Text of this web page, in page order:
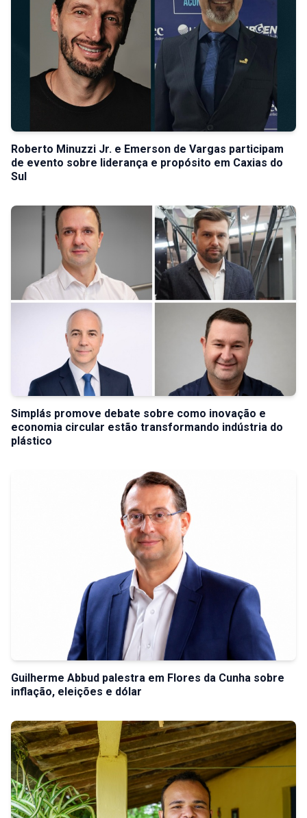
Roberto Minuzzi Jr. e Emerson de Vargas participam
de evento sobre liderança e propósito em Caxias do
Sul
Simplás promove debate sobre como inovação e
economia circular estão transformando indústria do
plástico
Guilherme Abbud palestra em Flores da Cunha sobre
inflação, eleições e dólar